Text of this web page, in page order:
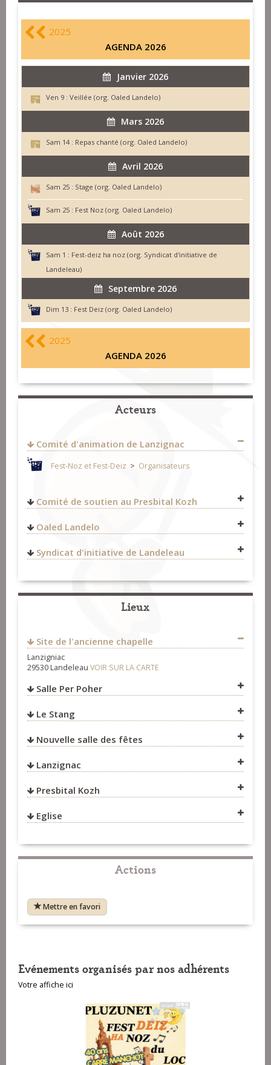
2025
AGENDA 2026
Janvier 2026
Ven 9 : Veillée (org. Oaled Landelo)
Mars 2026
Sam 14 : Repas chanté (org. Oaled Landelo)
Avril 2026
Sam 25 : Stage (org. Oaled Landelo)
Sam 25 : Fest Noz (org. Oaled Landelo)
Août 2026
Sam 1 : Fest-deiz ha noz (org. Syndicat d'initiative de
Landeleau)
Septembre 2026
Dim 13 : Fest Deiz (org. Oaled Landelo)
2025
AGENDA 2026
Acteurs
Comité d'animation de Lanzignac
Fest-Noz et Fest-Deiz > Organisateurs
Comité de soutien au Presbital Kozh
Fest-Noz et Fest-Deiz
Oaled Landelo
FRANCE
02-98-93-93-08
07-82-78-24-37
https://www.gite-presbitalkozh-landeleau.bzh/
https://www.facebook.com/Presbital-Kozh-
571270392941899/
Fest-Noz et Fest-Deiz >Organisateurs
Formation
Syndicat d'initiative de Landeleau
Lieux
Site de l'ancienne chapelle
Lanzigniac
29530 Landeleau VOIR SUR LA CARTE
Salle Per Poher
Le Stang
VOIR SUR LA CARTE
Nouvelle salle des fêtes
Lanzignac
VOIR SUR LA CARTE
Presbital Kozh
VOIR SUR LA CARTE
Eglise
VOIR SUR LA CARTE
Actions
Mettre en favori
Evénements organisés par nos adhérents
Votre affiche ici